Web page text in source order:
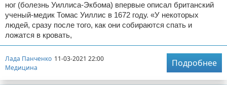
ног (болезнь Уиллиса-Экбома) впервые описал британский
ученый-медик Томас Уиллис в 1672 году. «У некоторых
людей, сразу после того, как они собираются спать и
ложатся в кровать,
Лада Панченко 11-03-2021 22:00
Медицина
Подробнее